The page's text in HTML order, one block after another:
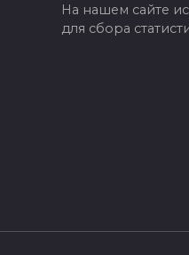
На нашем сайте
для сбора